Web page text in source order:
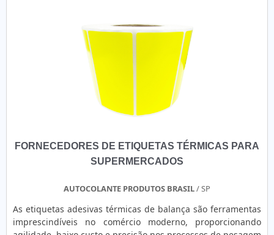
serviço, além de investir em equipamentos modernos, que
se ajustam a sua necessidade. A FKX Etiquetas e Rótulos é
uma empresa que tem sido apontada de forma positiva no
mercado pela seriedade e qualidade, que garantem uma
entrega de excelência de ponta a ponta..
específicos, atendendo perfeitamente às necessidades do
cliente. Ao combinar funcionalidade e estética, essas
etiquetas não apenas garantem a integridade da
identificação, mas também conferem um toque de
sofisticação e valor agregado, elevando a percepção do
produto e fortalecendo a marca.
FORNECEDORES DE ETIQUETAS TÉRMICAS PARA
SUPERMERCADOS
AUTOCOLANTE PRODUTOS BRASIL/ SP
As etiquetas adesivas térmicas de balança são ferramentas
imprescindíveis no comércio moderno, proporcionando